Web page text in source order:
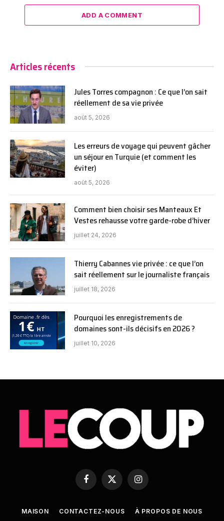
ADD A COMMENT
Articles récents
Jules Torres compagnon : Ce que l’on sait
réellement de sa vie privée
août 5, 2026
Les erreurs de voyage qui peuvent gâcher
un séjour en Turquie (et comment les
éviter)
août 5, 2026
Comment bien choisir ses Manteaux Et
Vestes rehausse votre garde-robe d’hiver
juillet 24, 2026
Thierry Cabannes vie privée : ce que l’on
sait réellement sur le journaliste français
juillet 18, 2026
Pourquoi les enregistrements de
domaines sont-ils décisifs en 2026 ?
juillet 10, 2026
Facebook
X
(Twitter)
Instagram
MAISON CONTACTEZ-NOUS À PROPOS DE NOUS